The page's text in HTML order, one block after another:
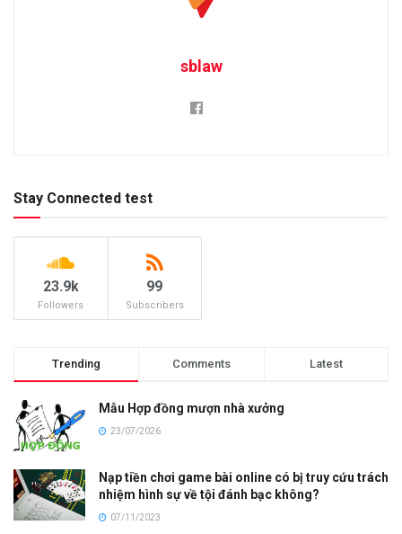
sblaw
Stay Connected test
23.9k
Followers
99
Subscribers
Trending Comments Latest
Mẫu Hợp đồng mượn nhà xưởng
23/07/2026
Nạp tiền chơi game bài online có bị truy cứu trách
nhiệm hình sự về tội đánh bạc không?
07/11/2023